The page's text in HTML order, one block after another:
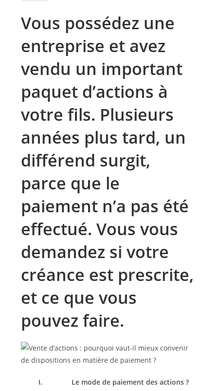
Vous possédez une
entreprise et avez
vendu un important
paquet d’actions à
votre fils. Plusieurs
années plus tard, un
différend surgit,
parce que le
paiement n’a pas été
effectué. Vous vous
demandez si votre
créance est prescrite,
et ce que vous
pouvez faire.
I. Le mode de paiement des actions ?